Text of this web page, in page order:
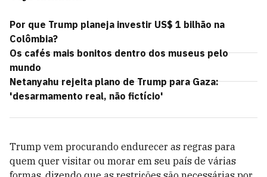
Por que Trump planeja investir US$ 1 bilhão na
Colômbia?
Os cafés mais bonitos dentro dos museus pelo
mundo
Netanyahu rejeita plano de Trump para Gaza:
'desarmamento real, não fictício'
Trump vem procurando endurecer as regras para
quem quer visitar ou morar em seu país de várias